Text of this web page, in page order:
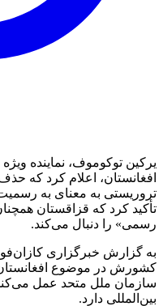
یرکین توکوموف، نماینده
افغانستان، اعلام کرد که
تروریستی به معنای به
تأکید کرد که قزاقستان
رسمی» را دنبال می‌کند.
به گزارش خبرگزاری
کشورش در موضوع
سازمان ملل متحد عمل
بین‌المللی دارد.